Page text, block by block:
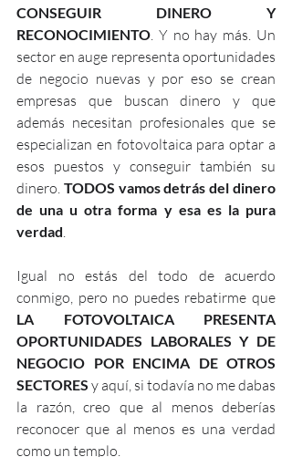
CONSEGUIR DINERO Y
RECONOCIMIENTO . Y no hay más. Un
sector en auge representa oportunidades
de negocio nuevas y por eso se crean
empresas que buscan dinero y que
además necesitan profesionales que se
especializan en fotovoltaica para optar a
esos puestos y conseguir también su
dinero. TODOS vamos detrás del dinero
de una u otra forma y esa es la pura
verdad
Igual no estás del todo de acuerdo
LA FOTOVOLTAICA PRESENTA
OPORTUNIDADES LABORALES Y DE
NEGOCIO POR ENCIMA DE OTROS
SECTORES y aquí, si todavía no me dabas
la razón, creo que al menos deberías
reconocer que al menos es una verdad
como un templo.